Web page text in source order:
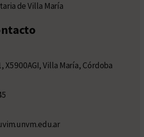
de Villa María
X5900AGI, Villa María, Córdoba